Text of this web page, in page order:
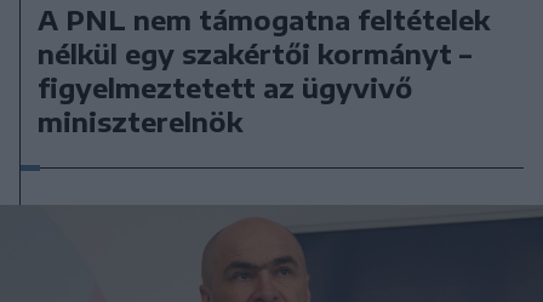
A PNL nem támogatna feltételek
nélkül egy szakértői kormányt –
figyelmeztetett az ügyvivő
miniszterelnök